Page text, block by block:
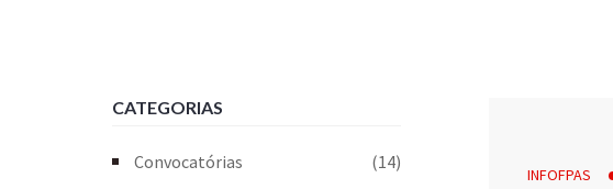
INFOFPAS
CATEGORIAS
Convocatórias
(14)